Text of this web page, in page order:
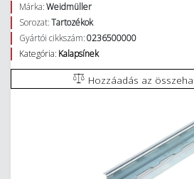
Márka:Weidmüller
Sorozat:Tartozékok
Gyártói cikkszám:0236500000
Kategória: Kalapsínek
Hozzáadás az